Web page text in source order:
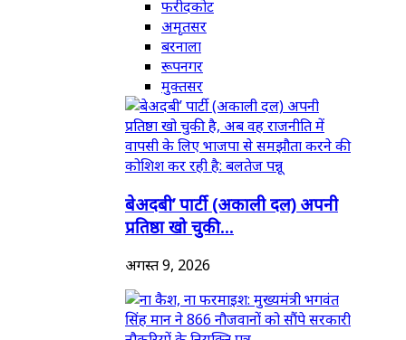
फरीदकोट
अमृतसर
बरनाला
रूपनगर
मुक्तसर
बेअदबी’ पार्टी (अकाली दल) अपनी
प्रतिष्ठा खो चुकी...
अगस्त 9, 2026